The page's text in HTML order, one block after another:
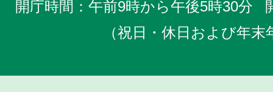
開庁時間：午前9時から午後5時30分
（祝日・休日および年